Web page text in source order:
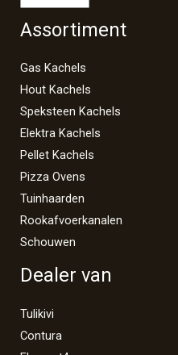
Assortiment
Gas Kachels
Hout Kachels
Speksteen Kachels
Elektra Kachels
Pellet Kachels
Pizza Ovens
Tuinhaarden
Rookafvoerkanalen
Schouwen
Dealer van
Tulikivi
Contura